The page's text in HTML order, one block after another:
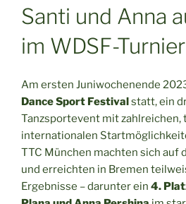
Santi und Anna
im WDSF-
Am ersten Juniwochenende
Dance Sport Festivalstatt, ein
Tanzsportevent mit zahlreichen,
internationalen
TTC München machten sich auf
und erreichten in Bremen
Ergebnisse – darunter ein 4.